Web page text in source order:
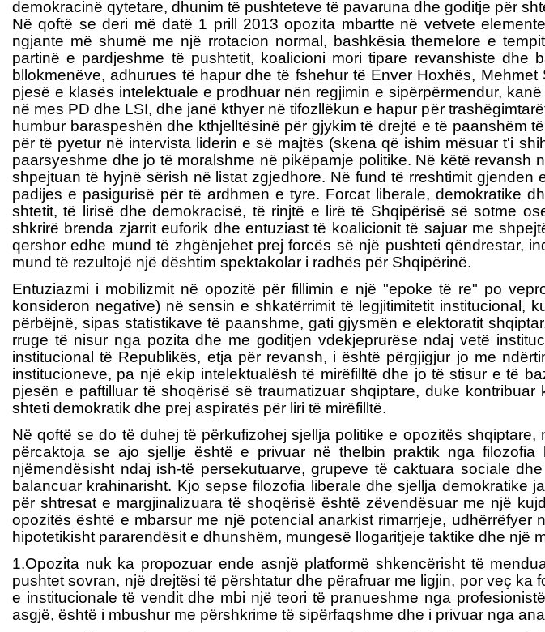
demokracinë qytetare, dhunim të pushteteve të pavaruna dhe goditje për
Në qoftë se deri më datë 1 prill 2013 opozita mbartte në vetvete
ngjante më shumë me një rrotacion normal, bashkësia themelore e
partinë e pardjeshme të pushtetit, koalicioni mori tipare revanshiste
bllokmenëve, adhurues të hapur dhe të fshehur të Enver Hoxhës,
pjesë e klasës intelektuale e prodhuar nën regjimin e sipërpërmendur,
në mes PD dhe LSI, dhe janë kthyer në tifozllëkun e hapur për
humbur baraspeshën dhe kthjelltësinë për gjykim të drejtë e të paanshëm
për të pyetur në intervista liderin e së majtës (skena që ishim mësuar t'i
paarsyeshme dhe jo të moralshme në pikëpamje politike. Në këtë
shpejtuan të hyjnë sërish në listat zgjedhore. Në fund të rreshtimit
padijes e pasigurisë për të ardhmen e tyre. Forcat liberale, demokratike
shtetit, të lirisë dhe demokracisë, të rinjtë e lirë të Shqipërisë së sotme
shkrirë brenda zjarrit euforik dhe entuziast të koalicionit të sajuar me
qershor edhe mund të zhgënjehet prej forcës së një pushteti qëndrestar,
mund të rezultojë një dështim spektakolar i radhës për Shqipërinë.
Entuziazmi i mobilizmit në opozitë për fillimin e një "epoke të re" po
konsideron negative) në sensin e shkatërrimit të legjitimitetit institucional,
përbëjnë, sipas statistikave të paanshme, gati gjysmën e elektoratit
rruge të nisur nga pozita dhe me goditjen vdekjeprurëse ndaj vetë
institucional të Republikës, etja për revansh, i është përgjigjur jo me
institucioneve, pa një ekip intelektualësh të mirëfilltë dhe jo të stisur e të
pjesën e paftilluar të shoqërisë së traumatizuar shqiptare, duke
shteti demokratik dhe prej aspiratës për liri të mirëfilltë.
Në qoftë se do të duhej të përkufizohej sjellja politike e opozitës
përcaktoja se ajo sjellje është e privuar në thelbin praktik nga
njëmendësisht ndaj ish-të persekutuarve, grupeve të caktuara sociale
balancuar krahinarisht. Kjo sepse filozofia liberale dhe sjellja
për shtresat e margjinalizuara të shoqërisë është zëvendësuar me një
opozitës është e mbarsur me një potencial anarkist rimarrjeje,
hipotetikisht pararendësit e dhunshëm, mungesë llogaritjeje taktike dhe një
1.Opozita nuk ka propozuar ende asnjë platformë shkencërisht të
pushtet sovran, një drejtësi të përshtatur dhe përafruar me ligjin, por veç
e institucionale të vendit dhe mbi një teori të pranueshme nga
asgjë, është i mbushur me përshkrime të sipërfaqshme dhe i privuar nga